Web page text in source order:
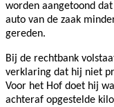
worden aangetoond
auto van de zaak
gereden.
Bij de rechtbank
verklaring dat hij niet
Voor het Hof doet hij
achteraf opgestelde